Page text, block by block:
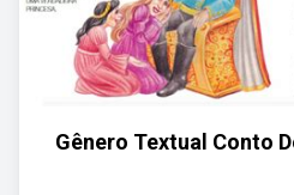
Gênero Textual Conto